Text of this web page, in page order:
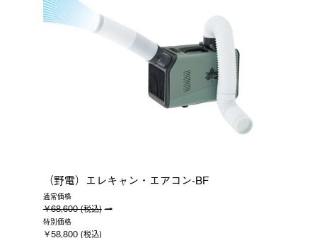
（野電）エレキャン・エアコン-BF
通常価格
￥68,600 (税込)
特別価格
￥58,800 (税込)